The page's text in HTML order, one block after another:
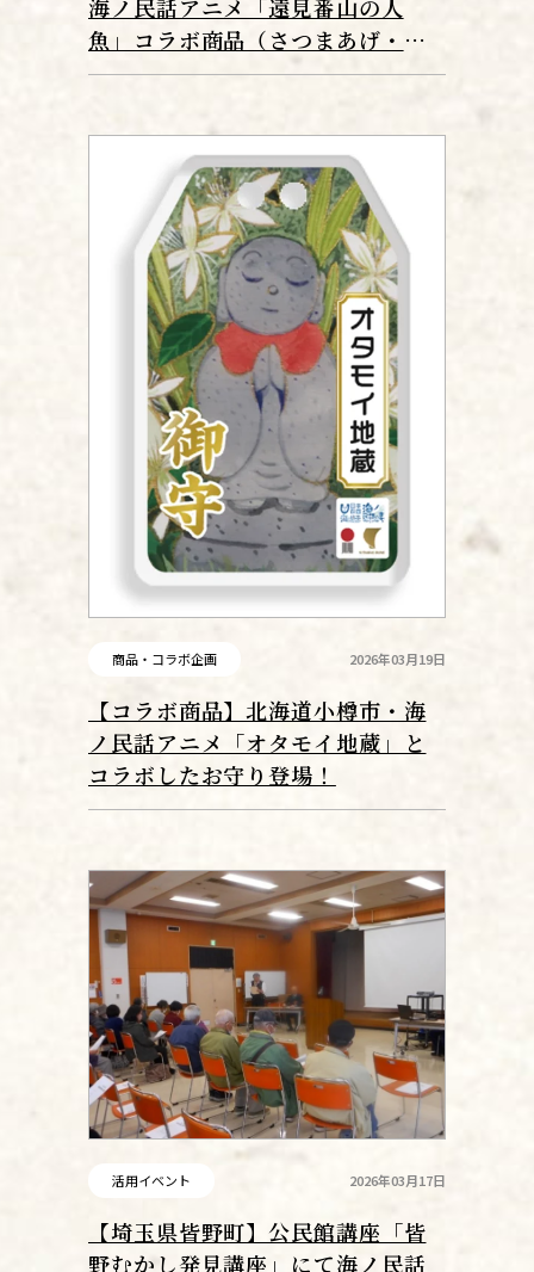
海ノ民話アニメ「遠見番山の人
魚」コラボ商品（さつまあげ・干
物等）販売中！
商品・コラボ企画 2026年03月19日
【コラボ商品】北海道小樽市・海
ノ民話アニメ「オタモイ地蔵」と
コラボしたお守り登場！
活用イベント 2026年03月17日
【埼玉県皆野町】公民館講座「皆
野むかし発見講座」にて海ノ民話